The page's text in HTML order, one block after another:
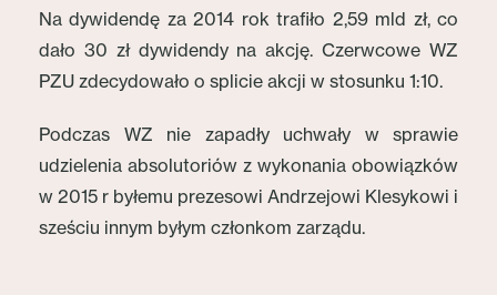
Na dywidendę za 2014 rok trafiło 2,59 mld zł, co
dało 30 zł dywidendy na akcję. Czerwcowe WZ
PZU zdecydowało o splicie akcji w stosunku 1:10.
Podczas WZ nie zapadły uchwały w sprawie
udzielenia absolutoriów z wykonania obowiązków
w 2015 r byłemu prezesowi Andrzejowi Klesykowi i
sześciu innym byłym członkom zarządu.